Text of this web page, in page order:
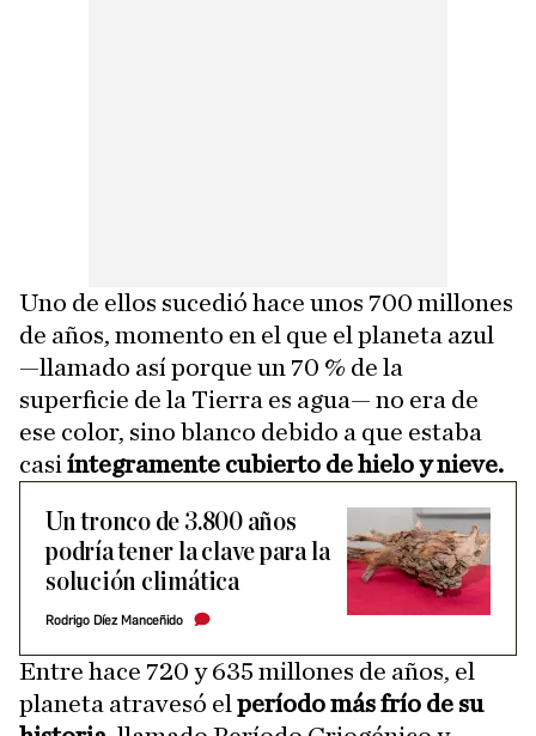
Uno de ellos sucedió hace unos 700 millones
de años, momento en el que el planeta azul
—llamado así porque un 70 % de la
superficie de la Tierra es agua— no era de
ese color, sino blanco debido a que estaba
casi íntegramente cubierto de hielo y nieve.
Un tronco de 3.800 años
podría tener la clave para la
solución climática
Rodrigo Díez Manceñido
Entre hace 720 y 635 millones de años, el
planeta atravesó el período más frío de su